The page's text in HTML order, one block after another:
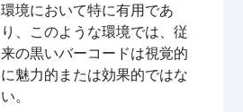
環境において特に有用であ
り、このような環境では、従
来の黒いバーコードは視覚的
に魅力的または効果的ではな
い。